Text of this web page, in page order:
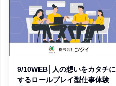
9/10WEB│人の想いをカタチに
するロールプレイ型仕事体験